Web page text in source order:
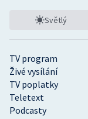
TV program
Živé vysílání
TV poplatky
Teletext
Podcasty
Světlý